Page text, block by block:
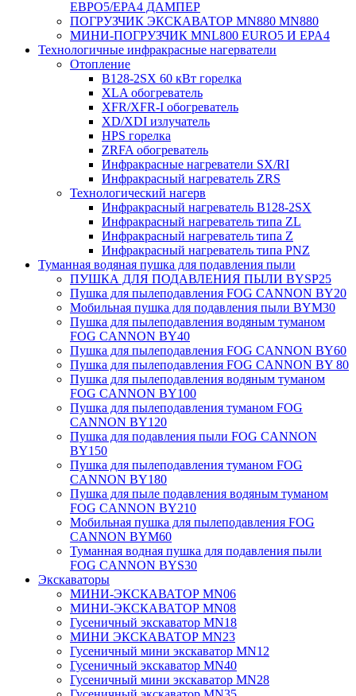
ЕВРО5/EPA4 ДАМПЕР
ПОГРУЗЧИК ЭКСКАВАТОР MN880 MN880
МИНИ-ПОГРУЗЧИК MNL800 EURO5 И EPA4
Технологичные инфракрасные нагерватели
Отопление
B128-2SX 60 кВт горелка
XLA обогреватель
XFR/XFR-I обогреватель
XD/XDI излучатель
HPS горелка
ZRFA обогреватель
Инфракрасные нагреватели SX/RI
Инфракрасный нагреватель ZRS
Технологический нагерв
Инфракрасный нагреватель B128-2SX
Инфракрасный нагреватель типа ZL
Инфракрасный нагреватель типа Z
Инфракрасный нагреватель типа PNZ
Туманная водяная пушка для подавления пыли
ПУШКА ДЛЯ ПОДАВЛЕНИЯ ПЫЛИ BYSP25
Пушка для пылеподавления FOG CANNON BY20
Мобильная пушка для подавления пыли BYM30
Пушка для пылеподавления водяным туманом
FOG CANNON BY40
Пушка для пылеподавления FOG CANNON BY60
Пушка для пылеподавления FOG CANNON BY 80
Пушка для пылеподавления водяным туманом
FOG CANNON BY100
Пушка для пылеподавления туманом FOG
CANNON BY120
Пушка для подавления пыли FOG CANNON
BY150
Пушка для пылеподавления туманом FOG
CANNON BY180
Пушка для пыле подавления водяным туманом
FOG CANNON BY210
Мобильная пушка для пылеподавления FOG
CANNON BYM60
Туманная водная пушка для подавления пыли
FOG CANNON BYS30
Экскаваторы
МИНИ-ЭКСКАВАТОР MN06
МИНИ-ЭКСКАВАТОР MN08
Гусеничный экскаватор MN18
МИНИ ЭКСКАВАТОР MN23
Гусеничный мини экскаватор MN12
Гусеничный экскаватор MN40
Гусеничный мини экскаватор MN28